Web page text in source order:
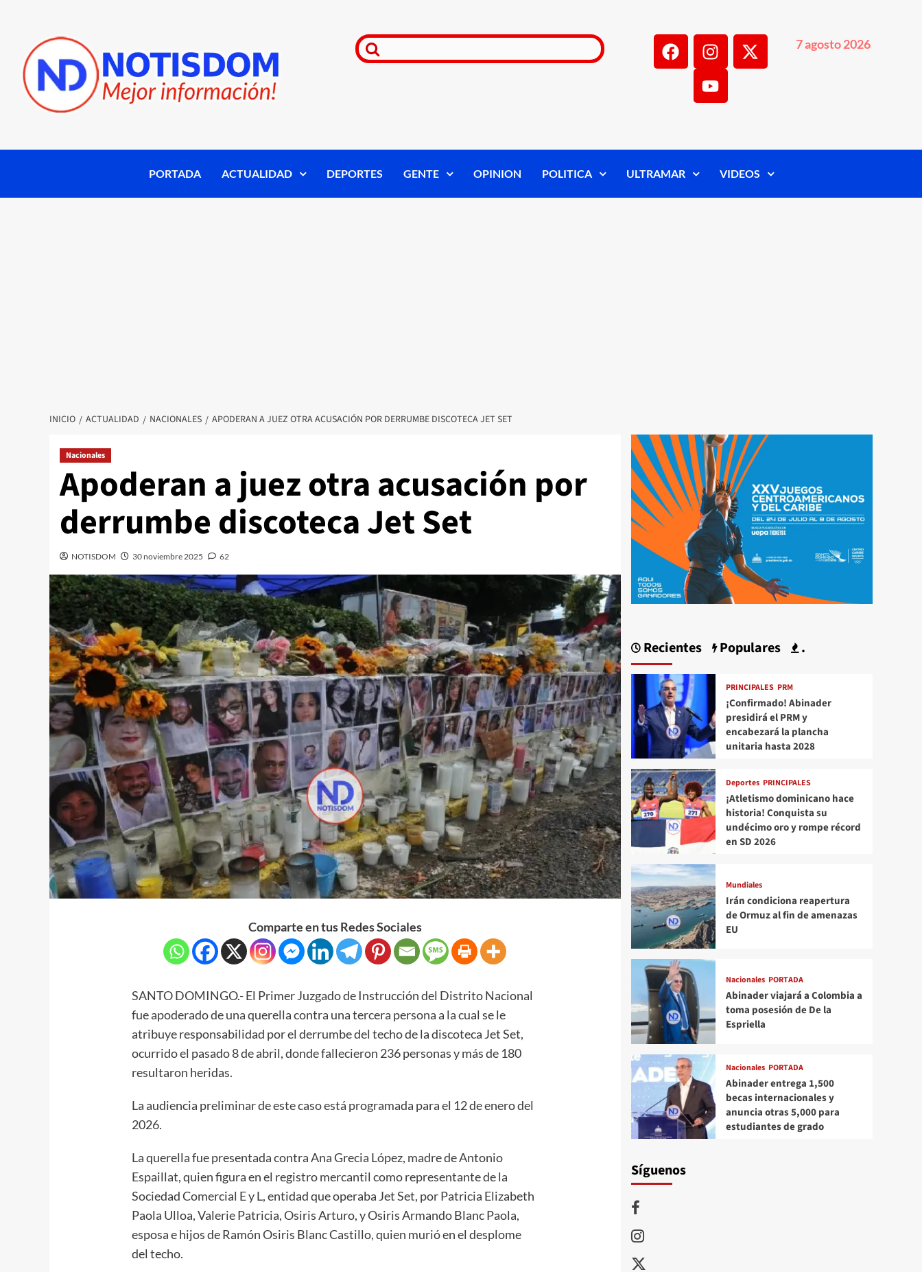
7 agosto 2026
PORTADA ACTUALIDAD DEPORTES GENTE OPINION POLITICA ULTRAMAR VIDEOS
INICIO ACTUALIDAD NACIONALES APODERAN A JUEZ OTRA ACUSACIÓN POR DERRUMBE DISCOTECA JET SET
Nacionales
Apoderan a juez otra acusación por
derrumbe discoteca Jet Set
NOTISDOM 30 noviembre 2025 62
Comparte en tus Redes Sociales
SANTO DOMINGO.- El Primer Juzgado de Instrucción del Distrito Nacional
fue apoderado de una querella contra una tercera persona a la cual se le
atribuye responsabilidad por el derrumbe del techo de la discoteca Jet Set,
ocurrido el pasado 8 de abril, donde fallecieron 236 personas y más de 180
resultaron heridas.
La audiencia preliminar de este caso está programada para el 12 de enero del
2026.
La querella fue presentada contra Ana Grecia López, madre de Antonio
Espaillat, quien figura en el registro mercantil como representante de la
Sociedad Comercial E y L, entidad que operaba Jet Set, por Patricia Elizabeth
Paola Ulloa, Valerie Patricia, Osiris Arturo, y Osiris Armando Blanc Paola,
esposa e hijos de Ramón Osiris Blanc Castillo, quien murió en el desplome
del techo.
Recientes Populares .
PRINCIPALES PRM
¡Confirmado! Abinader
presidirá el PRM y
encabezará la plancha
unitaria hasta 2028
Deportes PRINCIPALES
¡Atletismo dominicano hace
historia! Conquista su
undécimo oro y rompe récord
en SD 2026
Mundiales
Irán condiciona reapertura
de Ormuz al fin de amenazas
EU
Nacionales PORTADA
Abinader viajará a Colombia a
toma posesión de De la
Espriella
Nacionales PORTADA
Abinader entrega 1,500
becas internacionales y
anuncia otras 5,000 para
estudiantes de grado
Síguenos